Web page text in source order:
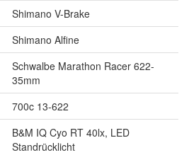
Shimano V-Brake
Shimano Alfine
Schwalbe Marathon Racer 622-
35mm
700c 13-622
B&M IQ Cyo RT 40lx, LED
Standrücklicht